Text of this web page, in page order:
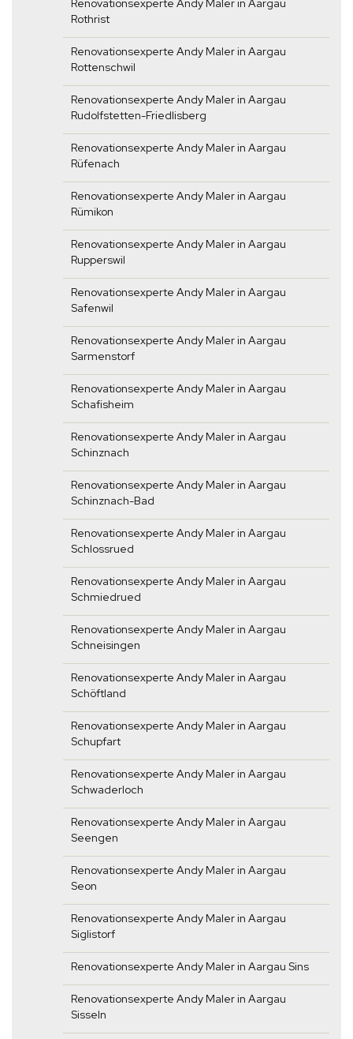
Renovationsexperte Andy Maler in Aargau
Rothrist
Renovationsexperte Andy Maler in Aargau
Rottenschwil
Renovationsexperte Andy Maler in Aargau
Rudolfstetten-Friedlisberg
Renovationsexperte Andy Maler in Aargau
Rüfenach
Renovationsexperte Andy Maler in Aargau
Rümikon
Renovationsexperte Andy Maler in Aargau
Rupperswil
Renovationsexperte Andy Maler in Aargau
Safenwil
Renovationsexperte Andy Maler in Aargau
Sarmenstorf
Renovationsexperte Andy Maler in Aargau
Schafisheim
Renovationsexperte Andy Maler in Aargau
Schinznach
Renovationsexperte Andy Maler in Aargau
Schinznach-Bad
Renovationsexperte Andy Maler in Aargau
Schlossrued
Renovationsexperte Andy Maler in Aargau
Schmiedrued
Renovationsexperte Andy Maler in Aargau
Schneisingen
Renovationsexperte Andy Maler in Aargau
Schöftland
Renovationsexperte Andy Maler in Aargau
Schupfart
Renovationsexperte Andy Maler in Aargau
Schwaderloch
Renovationsexperte Andy Maler in Aargau
Seengen
Renovationsexperte Andy Maler in Aargau
Seon
Renovationsexperte Andy Maler in Aargau
Siglistorf
Renovationsexperte Andy Maler in Aargau Sins
Renovationsexperte Andy Maler in Aargau
Sisseln